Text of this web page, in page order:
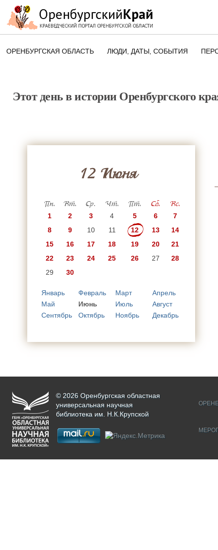
ОРЕНБУРГСКАЯ ОБЛАСТЬ ЛЮДИ, ДАТЫ, CОБЫТИЯ
ПАМЯТНЫЕ ДАТЫ
Этот день в истории Оренбургского
12 Июня
Пн. Вт. Ср. Чт. Пт. Сб. Вс.
1 2 3 4 5 6
7
8
9 10 11 12 13
14
15
16 17 18 19 20
21
22
23 24 25 26 27
28
29
30
Январь Февраль Март
Апрель
Май
Июнь Июль
Август
Сентябрь
Октябрь Ноябрь Декабрь
© 2026 Оренбургская областная
универсальная научная
библиотека им. Н.К.Крупской